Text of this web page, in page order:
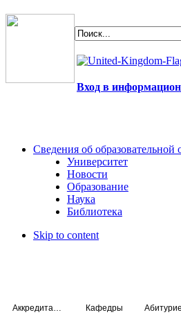
Вход в
Сведения об образовательной
Университет
Новости
Образование
Наука
Библиотека
Skip to content
Кафедры